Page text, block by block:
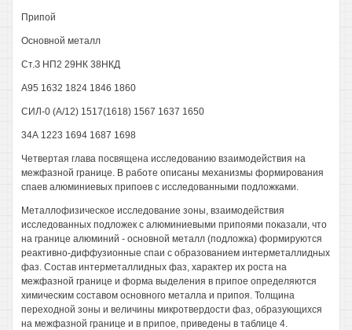
Припой
Основной металл
Ст.З НП2 29НК 38НКД
А95 1632 1824 1846 1860
СИЛ-0 (А/12) 1517(1618) 1567 1637 1650
34А 1223 1694 1687 1698
Четвертая глава посвящена исследованию взаимодействия на
межфазной границе. В работе описаны механизмы формирования
спаев алюминиевых припоев с исследованными подложками.
Металлофизическое исследование зоны, взаимодействия
исследованных подложек с алюминиевыми припоями показали, что
на границе алюминий - основной металл (подложка) формируются
реактивно-диффузионные спаи с образованием интерметаллидных
фаз. Состав интерметаллидных фаз, характер их роста на
межфазной границе и форма выделения в припое определяются
химическим составом основного металла и припоя. Толщина
переходной зоны и величины микротвердости фаз, образующихся
на межфазной границе и в припое, приведены в таблице 4.